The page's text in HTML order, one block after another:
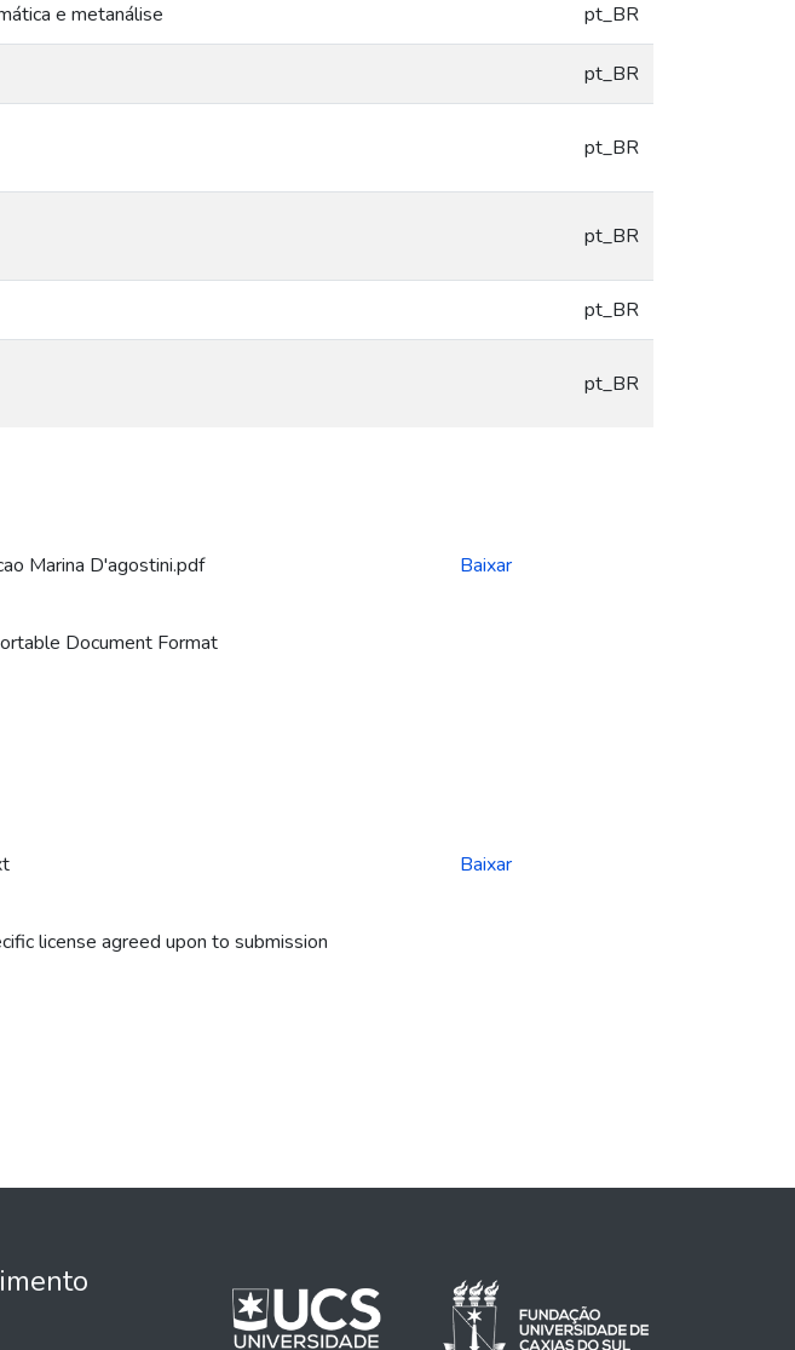
e metanálise pt_BR
pt_BR
pt_BR
pt_BR
pt_BR
pt_BR
Marina D'agostini.pdf
Document Format
Baixar
license agreed upon to submission
Baixar